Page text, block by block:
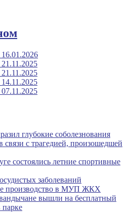
глубокие соболезнования
связи с трагедией, произошедшей
состоялись летние спортивные
заболеваний
производство в МУП ЖКХ
вышли на бесплатный
парке